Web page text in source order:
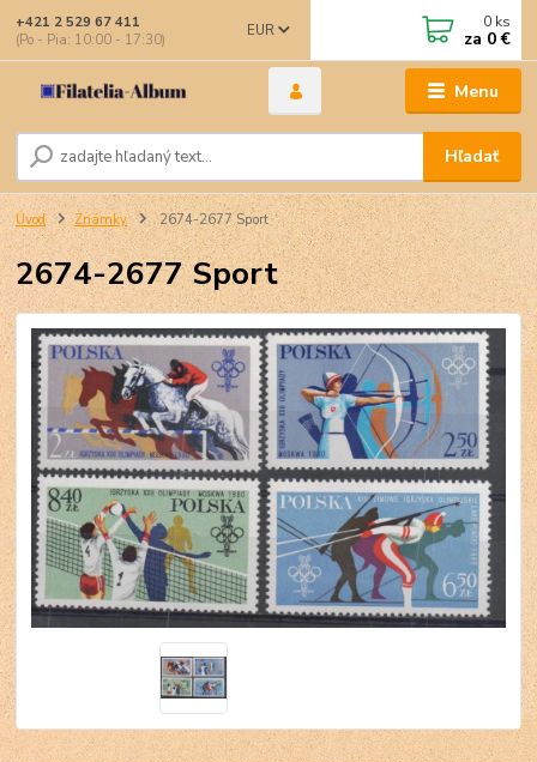
Menu
EUR
Hľadať
+421 2 529 67 411
(Po - Pia: 10:00 - 17:30)
0 ks
za 0 €
Úvod Známky 2674-2677 Sport
2674-2677 Sport